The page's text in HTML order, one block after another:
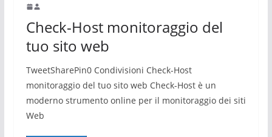
Check-Host monitoraggio del
tuo sito web
TweetSharePin0 Condivisioni Check-Host
monitoraggio del tuo sito web Check-Host è un
moderno strumento online per il monitoraggio dei siti
Web